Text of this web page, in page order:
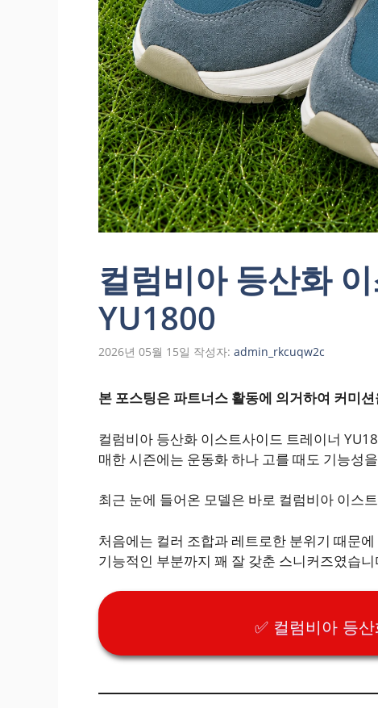
컬럼비아 등산화
YU1800
2026년 05월 15일 작성자: admin_rkcuqw2c
본 포스팅은 파트너스 활동에 의거하여 커미
컬럼비아 등산화 이스트사이드 트레이너
매한 시즌에는 운동화 하나 고를 때도 기능성
최근 눈에 들어온 모델은 바로 컬럼비아 이스
처음에는 컬러 조합과 레트로한 분위기 때문
기능적인 부분까지 꽤 잘 갖춘 스니커즈였습니
✅ 컬럼비아 등산